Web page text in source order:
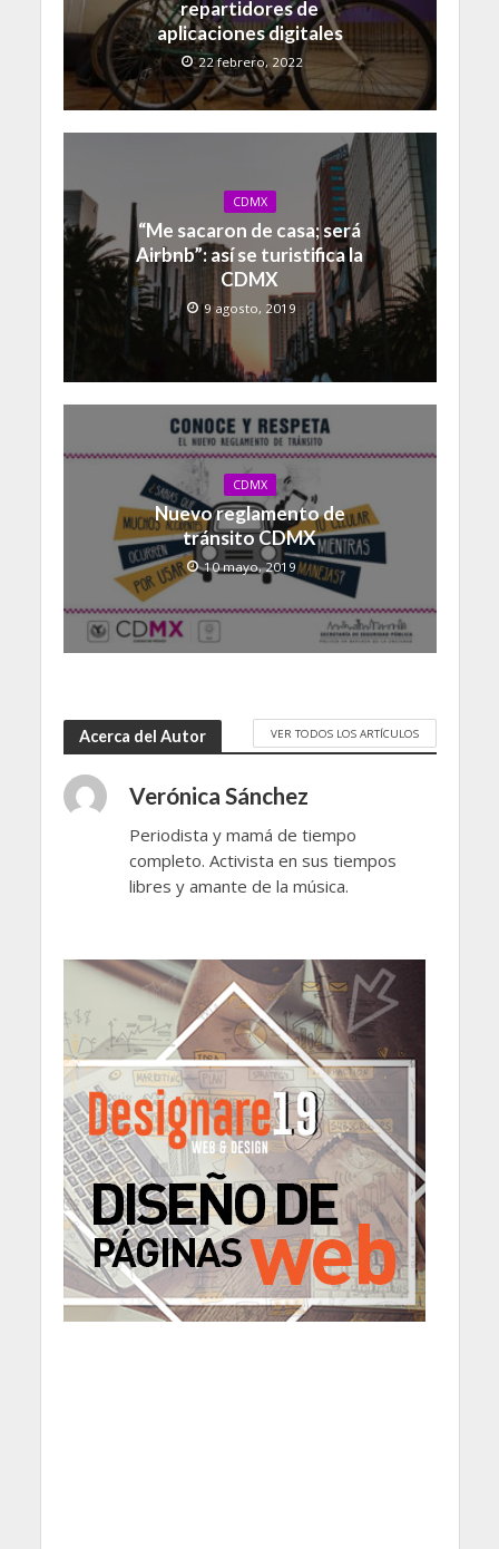
repartidores de
aplicaciones digitales
22 febrero, 2022
CDMX
“Me sacaron de casa; será
Airbnb”: así se turistifica la
CDMX
9 agosto, 2019
CDMX
Nuevo reglamento de
tránsito CDMX
10 mayo, 2019
Acerca del Autor VER TODOS LOS ARTÍCULOS
Verónica Sánchez
Periodista y mamá de tiempo
completo. Activista en sus tiempos
libres y amante de la música.